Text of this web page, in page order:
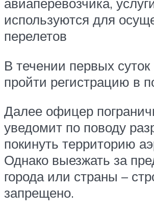
используются для
перелетов
В течении первых
пройти регистрацию в
Далее офицер
уведомит по поводу
покинуть территорию
Однако выезжать за
города или страны –
запрещено.